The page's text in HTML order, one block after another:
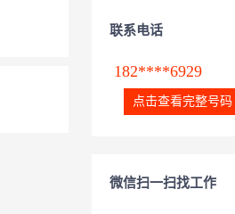
联系电话
182****6929
点击查看完整号码
微信扫一扫找工作